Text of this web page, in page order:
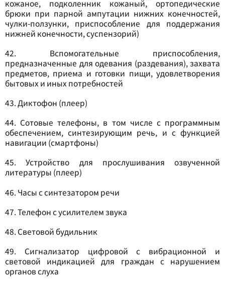
кожаное, подколенник кожаный, ортопедические
брюки при парной ампутации нижних конечностей,
чулки-ползунки, приспособление для поддержания
нижней конечности, суспензорий)
42. Вспомогательные приспособления,
предназначенные для одевания (раздевания), захвата
предметов, приема и готовки пищи, удовлетворения
бытовых и иных потребностей
43. Диктофон (плеер)
44. Сотовые телефоны, в том числе с программным
обеспечением, синтезирующим речь, и с функцией
навигации (смартфоны)
45. Устройство для прослушивания озвученной
литературы (плеер)
46. Часы с синтезатором речи
47. Телефон с усилителем звука
48. Световой будильник
49. Сигнализатор цифровой с вибрационной и
световой индикацией для граждан с нарушением
органов слуха